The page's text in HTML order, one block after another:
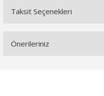
Taksit Seçenekleri
Önerileriniz